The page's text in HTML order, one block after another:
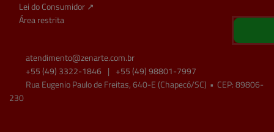
Lei do Consumidor ↗
Área restrita
atendimento@zenarte.com.br
+55 (49) 3322-1846 | +55 (49) 98801-7997
Rua Eugenio Paulo de Freitas, 640-E (Chapecó/SC) • CEP: 89806-
230